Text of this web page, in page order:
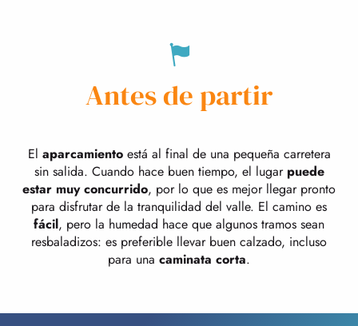
Antes de partir
El aparcamientoestá al final de una pequeña carretera
sin salida. Cuando hace buen tiempo, el lugar puede
estar muy concurrido, por lo que es mejor llegar pronto
para disfrutar de la tranquilidad del valle. El camino es
fácil, pero la humedad hace que algunos tramos sean
resbaladizos: es preferible llevar buen calzado, incluso
para una caminata corta.